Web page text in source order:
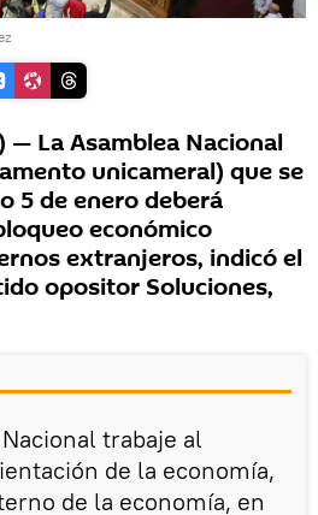
— La Asamblea Nacional
unicameral) que se
5 de enero deberá
económico
extranjeros, indicó el
opositor Soluciones,
trabaje al
de la economía,
de la economía, en